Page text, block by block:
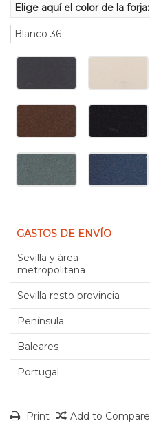
Elige aquí el color de la forja:
GASTOS DE ENVÍO
Sevilla y área
metropolitana
Sevilla resto provincia
Península
Baleares
Portugal
Print Add to Compare